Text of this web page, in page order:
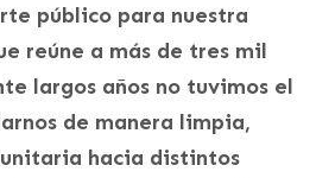
público para nuestra
reúne a más de tres mil
largos años no tuvimos el
de manera limpia,
hacia distintos